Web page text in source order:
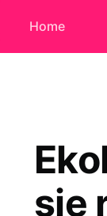
Home
się